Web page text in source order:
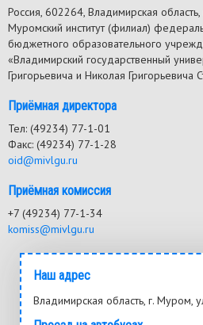
Россия, 602264, Владимирская
Муромский институт (филиал)
бюджетного образовательного
«Владимирский государственный
Григорьевича и Николая Григорьевича
Приёмная директора
Тел: (49234) 77-1-01
Факс: (49234) 77-1-28
oid@mivlgu.ru
Приёмная комиссия
+7 (49234) 77-1-34
komiss@mivlgu.ru
Наш адрес
Владимирская область, г. Муром,